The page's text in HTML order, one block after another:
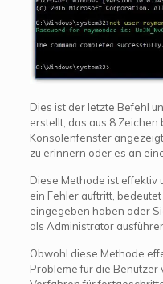
Dies ist der letzte Befehl
erstellt, das aus 8
Konsolenfenster
zu erinnern oder es an
Diese Methode ist
ein Fehler auftritt,
eingegeben haben oder
als Administrator
Obwohl diese Methode
Probleme für die Benutzer